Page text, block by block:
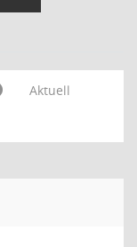
Aktuell